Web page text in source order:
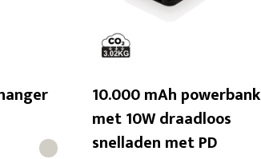
10.000 mAh powerbank
met 10W draadloos
snelladen met PD